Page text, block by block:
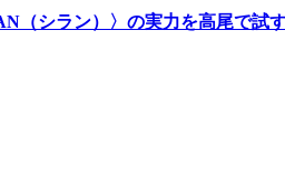
（シラン）〉の実力を高尾で試